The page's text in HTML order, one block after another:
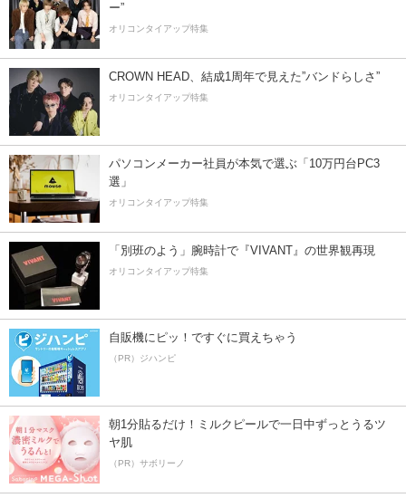
ー”
オリコンタイアップ特集
CROWN HEAD、結成1周年で見えた”バンドらしさ”
オリコンタイアップ特集
パソコンメーカー社員が本気で選ぶ「10万円台PC3
選」
オリコンタイアップ特集
「別班のよう」腕時計で『VIVANT』の世界観再現
オリコンタイアップ特集
自販機にピッ！ですぐに買えちゃう
（PR）ジハンピ
朝1分貼るだけ！ミルクピールで一日中ずっとうるツ
ヤ肌
（PR）サボリーノ